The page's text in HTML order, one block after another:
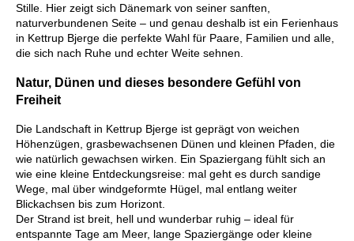
Stille. Hier zeigt sich Dänemark von seiner sanften,
naturverbundenen Seite – und genau deshalb ist ein Ferienhaus
in Kettrup Bjerge die perfekte Wahl für Paare, Familien und alle,
die sich nach Ruhe und echter Weite sehnen.
Natur, Dünen und dieses besondere Gefühl von
Freiheit
Die Landschaft in Kettrup Bjerge ist geprägt von weichen
Höhenzügen, grasbewachsenen Dünen und kleinen Pfaden, die
wie natürlich gewachsen wirken. Ein Spaziergang fühlt sich an
wie eine kleine Entdeckungsreise: mal geht es durch sandige
Wege, mal über windgeformte Hügel, mal entlang weiter
Blickachsen bis zum Horizont.
Der Strand ist breit, hell und wunderbar ruhig – ideal für
entspannte Tage am Meer, lange Spaziergänge oder kleine